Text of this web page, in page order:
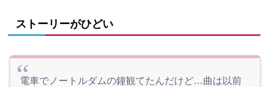
ストーリーがひどい
電車でノートルダムの鐘観てたんだけど…曲は以前